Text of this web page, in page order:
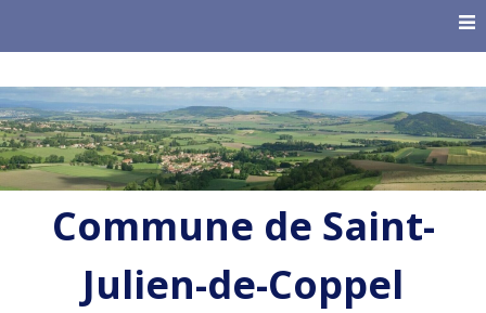
Commune de Saint-
Julien-de-Coppel